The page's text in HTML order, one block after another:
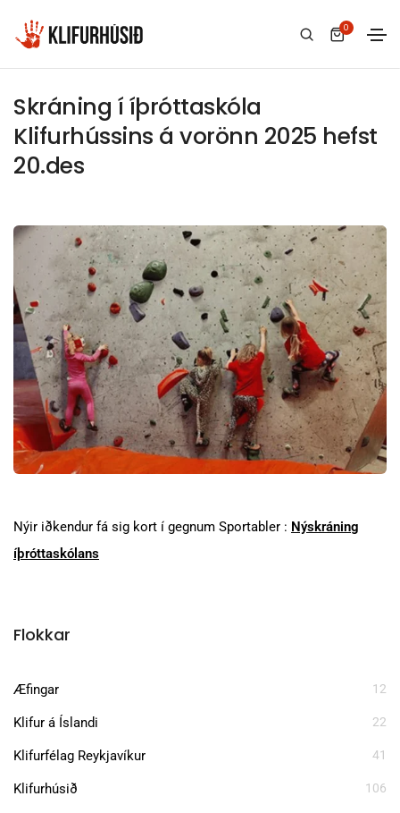
0
Skráning í íþróttaskóla
Klifurhússins á vorönn 2025 hefst
20.des
Nýir iðkendur fá sig kort í gegnum Sportabler : Nýskráning
íþróttaskólans
Flokkar
Æfingar 12
Klifur á Íslandi 22
Klifurfélag Reykjavíkur 41
Klifurhúsið 106